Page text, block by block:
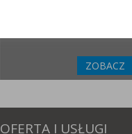
ZOBACZ
OFERTA I USŁUGI